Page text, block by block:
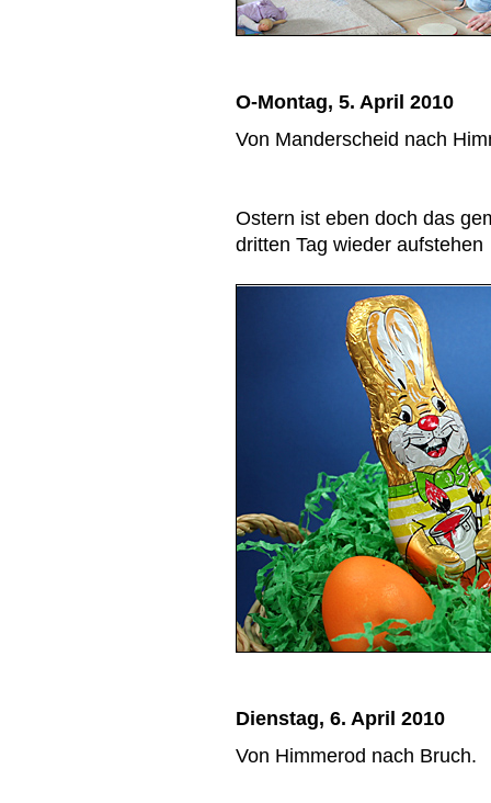
O-Montag, 5. April 2010
Von Manderscheid nach
Ostern ist eben doch das
dritten Tag wieder
Dienstag, 6. April 2010
Von Himmerod nach Bruch.